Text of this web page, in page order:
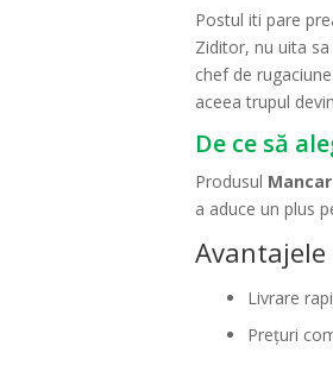
Postul iti pare
Ziditor, nu uita
chef de
aceea trupul
De ce să
Produsul
a aduce un plus
Livrare
Prețuri